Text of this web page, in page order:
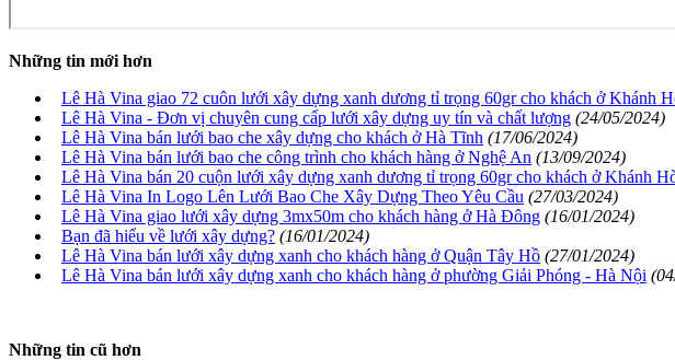
Những tin mới hơn
Lê Hà Vina giao 72 cuôn lưới xây dựng xanh dương tỉ trọng 60gr cho khách ở Khánh
Lê Hà Vina - Đơn vị chuyên cung cấp lưới xây dựng uy tín và chất lượng (24/05/2024)
Lê Hà Vina bán lưới bao che xây dựng cho khách ở Hà Tĩnh (17/06/2024)
Lê Hà Vina bán lưới bao che công trình cho khách hàng ở Nghệ An (13/09/2024)
Lê Hà Vina bán 20 cuộn lưới xây dựng xanh dương tỉ trọng 60gr cho khách ở Khánh
Lê Hà Vina In Logo Lên Lưới Bao Che Xây Dựng Theo Yêu Cầu (27/03/2024)
Lê Hà Vina giao lưới xây dựng 3mx50m cho khách hàng ở Hà Đông (16/01/2024)
Bạn đã hiểu về lưới xây dựng? (16/01/2024)
Lê Hà Vina bán lưới xây dựng xanh cho khách hàng ở Quận Tây Hồ (27/01/2024)
Lê Hà Vina bán lưới xây dựng xanh cho khách hàng ở phường Giải Phóng - Hà Nội
Những tin cũ hơn